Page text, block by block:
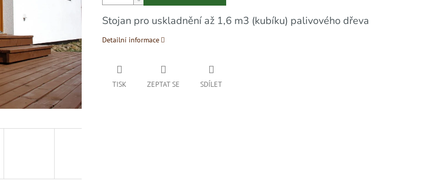
Stojan pro uskladnění až 1,6 m3 (kubíku) palivového dřeva
Detailní informace
TISK ZEPTAT SE SDÍLET